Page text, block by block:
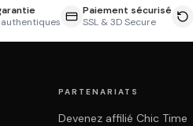
Paiement sécurisé
SSL & 3D Secure
PARTENARIATS
Devenez affilié Chic Time